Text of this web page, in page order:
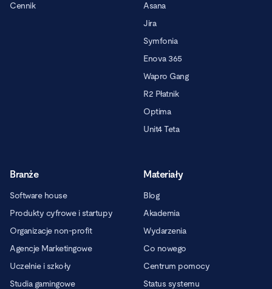
Cennik
Asana
Jira
Symfonia
Enova 365
Wapro Gang
R2 Płatnik
Optima
Unit4 Teta
Branże
Software house
Produkty cyfrowe i startupy
Organizacje non-profit
Agencje Marketingowe
Uczelnie i szkoły
Studia gamingowe
Materiały
Blog
Akademia
Wydarzenia
Co nowego
Centrum pomocy
Status systemu